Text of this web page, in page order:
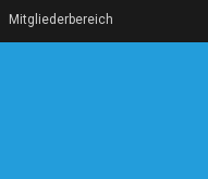
Mitgliederbereich